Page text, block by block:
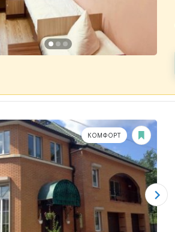
КОМФОРТ